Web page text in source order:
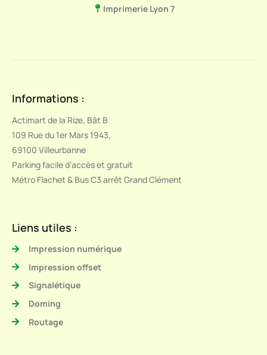
Imprimerie Lyon 7
Informations :
Actimart de la Rize, Bât B
109 Rue du 1er Mars 1943,
69100 Villeurbanne
Parking facile d’accès et gratuit
Métro Flachet & Bus C3 arrêt Grand Clément
Liens utiles :
Impression numérique
Impression offset
Signalétique
Doming
Routage